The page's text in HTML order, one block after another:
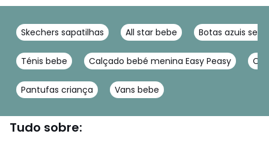
Skechers sapatilhas All star bebe Botas azuis
Ténis bebe Calçado bebé menina Easy Peasy
Pantufas criança Vans bebe
Tudo sobre: